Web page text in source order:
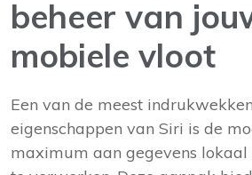
beheer van
mobiele vloot
Een van de meest
eigenschappen van Siri is de
maximum aan gegevens